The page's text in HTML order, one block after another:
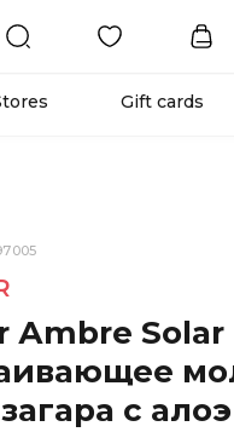
Gift cards
Аmbre Solar
с